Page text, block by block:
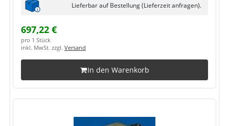
Lieferbar auf Bestellung (Lieferzeit anfragen).
697,22 €
pro 1 Stück
inkl. MwSt. zzgl. Versand
In den Warenkorb